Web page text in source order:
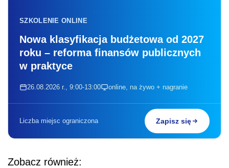
SZKOLENIE ONLINE
Nowa klasyfikacja budżetowa od 2027
roku – reforma finansów publicznych
w praktyce
26.08.2026 r., 9:00-13:00 online, na żywo + nagranie
Liczba miejsc ograniczona Zapisz się
Zobacz również: